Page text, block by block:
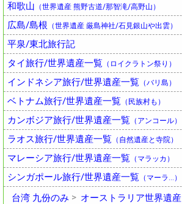
和歌山 （世界遺産 熊野古道/那智滝/高野山）
広島/島根 （世界遺産 厳島神社/石見銀山や出雲）
平泉/東北旅行記
タイ旅行/世界遺産一覧 （ロイクラトン祭り）
インドネシア旅行/世界遺産一覧 （バリ島）
ベトナム旅行/世界遺産一覧 （民族村も）
カンボジア旅行/世界遺産一覧 （アンコール）
ラオス旅行/世界遺産一覧 （自然遺産と寺院）
マレーシア旅行/世界遺産一覧 （マラッカ）
シンガポール旅行/世界遺産一覧 （マーラ…）
台湾 九份のみ
オーストラリア世界遺産